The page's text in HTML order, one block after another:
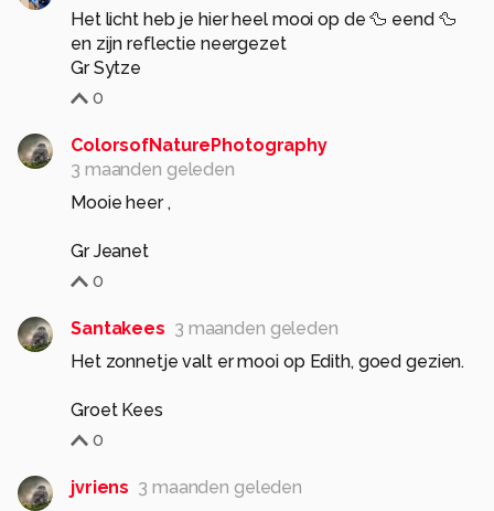
Het licht heb je hier heel mooi op de 🦆 eend 🦆
en zijn reflectie neergezet
Gr Sytze
0
ColorsofNaturePhotography
3 maanden geleden
Mooie heer ,
Gr Jeanet
0
Santakees 3 maanden geleden
Het zonnetje valt er mooi op Edith, goed gezien.
Groet Kees
0
jvriens 3 maanden geleden